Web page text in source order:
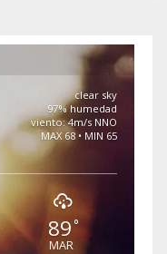
clear sky
97% humedad
viento: 4m/s NNO
MAX 68 • MIN 65
89°
MAR